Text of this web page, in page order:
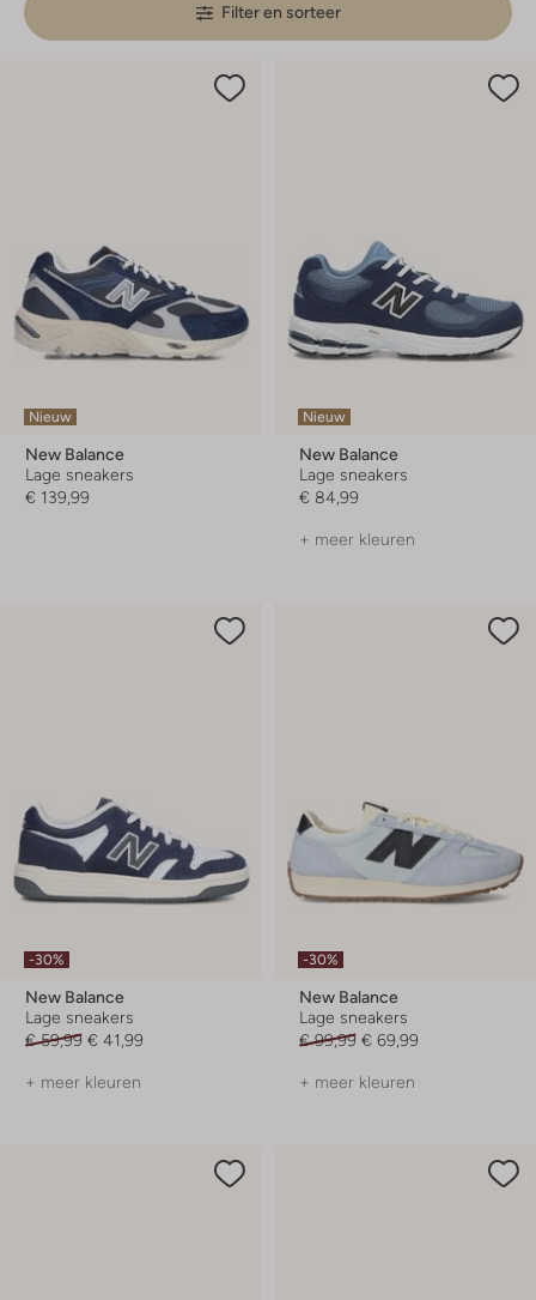
Filter en sorteer
Nieuw
New Balance
Lage sneakers
€ 139,99
Nieuw
New Balance
Lage sneakers
€ 84,99
+ meer kleuren
-30%
New Balance
Lage sneakers
€ 59,99 € 41,99
+ meer kleuren
-30%
New Balance
Lage sneakers
€ 99,99 € 69,99
+ meer kleuren